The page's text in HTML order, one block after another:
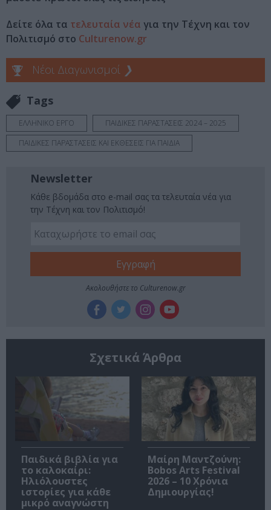
Δείτε όλα τα τελευταία νέα για την Τέχνη και τον
Πολιτισμό στο Culturenow.gr
Νέοι Διαγωνισμοί ❯
Tags
ΕΛΛΗΝΙΚΟ ΕΡΓΟ
ΠΑΙΔΙΚΕΣ ΠΑΡΑΣΤΑΣΕΙΣ 2024 – 2025
ΠΑΙΔΙΚΕΣ ΠΑΡΑΣΤΑΣΕΙΣ ΚΑΙ ΕΚΘΕΣΕΙΣ ΓΙΑ ΠΑΙΔΙΑ
Newsletter
Κάθε βδομάδα στο e-mail σας τα τελευταία νέα για
την Τέχνη και τον Πολιτισμό!
Ακολουθήστε το Culturenow.gr
Σχετικά Άρθρα
Παιδικά βιβλία για
το καλοκαίρι:
Ηλιόλουστες
ιστορίες για κάθε
μικρό αναγνώστη
Μαίρη Μαντζούνη:
Bobos Arts Festival
2026 – 10 Χρόνια
Δημιουργίας!